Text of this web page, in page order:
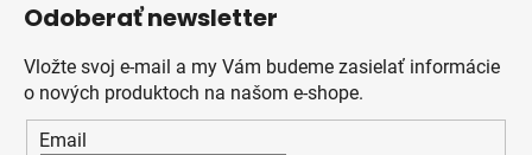
Odoberať newsletter
Vložte svoj e-mail a my Vám budeme zasielať informácie
o nových produktoch na našom e-shope.
Email